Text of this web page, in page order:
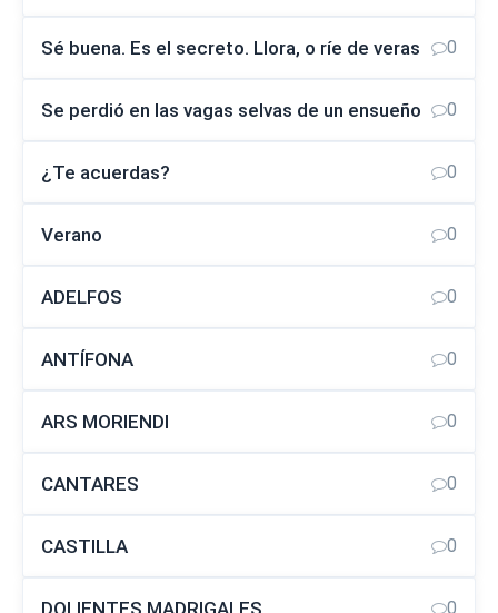
Sé buena. Es el secreto. Llora, o ríe de veras 0
Se perdió en las vagas selvas de un ensueño 0
¿Te acuerdas? 0
Verano 0
ADELFOS 0
ANTÍFONA 0
ARS MORIENDI 0
CANTARES 0
CASTILLA 0
DOLIENTES MADRIGALES 0